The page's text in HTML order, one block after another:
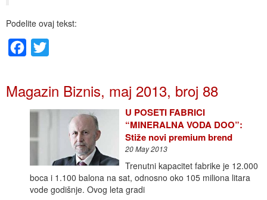
Podelite ovaj tekst:
Facebook
Magazin Biznis, maj 2013, broj 88
U POSETI FABRICI
“MINERALNA VODA DOO”:
Stiže novi premium brend
20 May 2013
Trenutni kapacitet fabrike je 12.000
boca i 1.100 balona na sat, odnosno oko 105 miliona litara
vode godišnje. Ovog leta gradi